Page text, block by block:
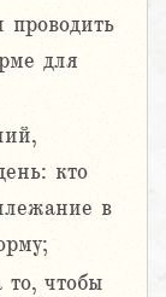
проводить
для
кто
в
то, чтобы